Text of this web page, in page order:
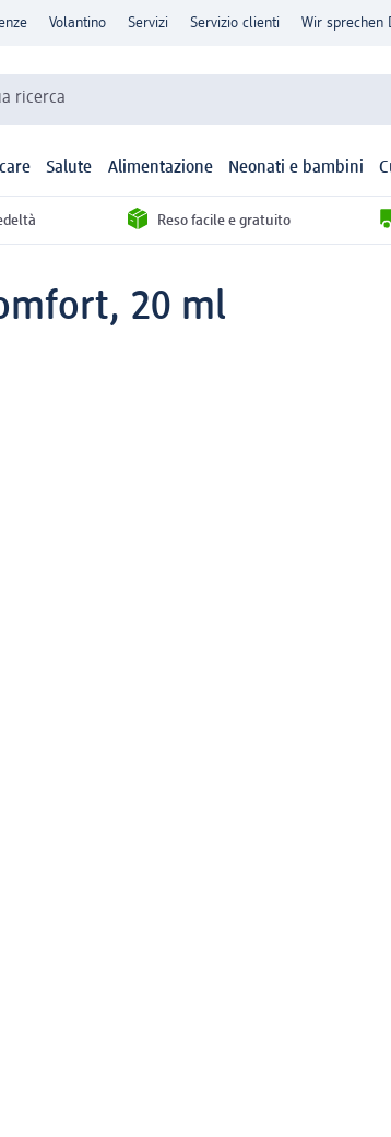
Volantino Servizi Servizio clienti Wir sprechen
ricerca
Salute Alimentazione Neonati e bambini
Reso facile e gratuito
20 ml